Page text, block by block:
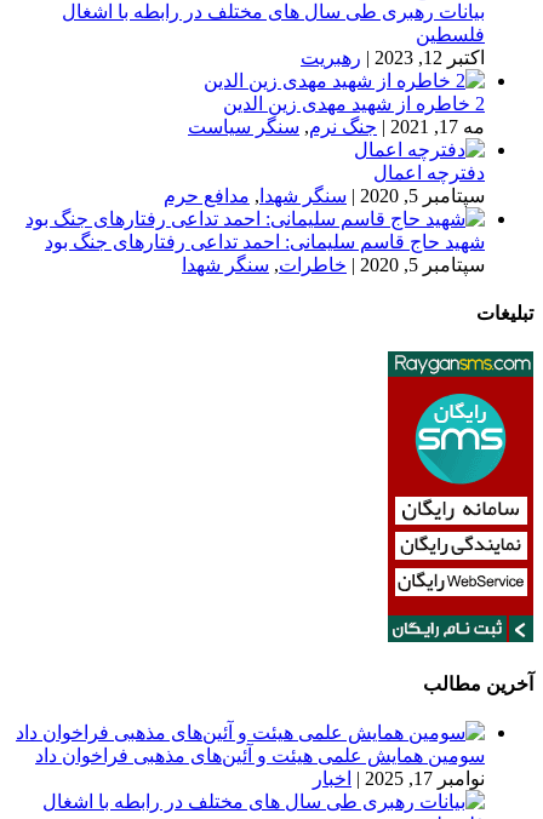
بیانات رهبری طی سال های مختلف در رابطه با اشغال
فلسطین
اکتبر 12, 2023
| رهبریت
2 خاطره از شهید مهدی زین الدین
مه 17, 2021
| جنگ نرم, سنگر سیاست
دفترچه اعمال
سپتامبر 5, 2020
| سنگر شهدا , مدافع حرم
شهید حاج قاسم سلیمانی: احمد تداعی رفتارهای جنگ بود
سپتامبر 5, 2020
| خاطرات, سنگر شهدا
تبلیغات
آخرین مطالب
سومین همایش علمی هیئت و آئین‌های مذهبی فراخوان داد
نوامبر 17, 2025
| اخبار